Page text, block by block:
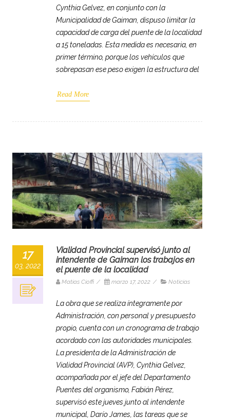
Cynthia Gelvez, en conjunto con la
Municipalidad de Gaiman, dispuso limitar la
capacidad de carga del puente de la localidad
a 15 toneladas. Esta medida es necesaria, en
primer término, porque los vehículos que
sobrepasan ese peso exigen la estructura del
Read More
17
03, 2022
Vialidad Provincial supervisó junto al
intendente de Gaiman los trabajos en
el puente de la localidad
Matias Cioffi / marzo 17, 2022 / Noticias
La obra que se realiza íntegramente por
Administración, con personal y presupuesto
propio, cuenta con un cronograma de trabajo
acordado con las autoridades municipales.
La presidenta de la Administración de
Vialidad Provincial (AVP), Cynthia Gelvez,
acompañada por el jefe del Departamento
Puentes del organismo, Fabián Pérez,
supervisó este jueves junto al intendente
municipal, Darío James, las tareas que se